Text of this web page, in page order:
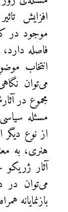
افزایش
موجود در
فاصله
انتخاب
می‌توان
مجموع در
مسئله
از نوع
هنری، به
آثار
می‌توان
بازنمایانه